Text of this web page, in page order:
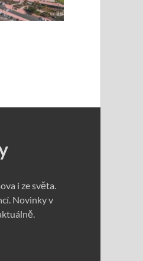
i ze světa.
Novinky v